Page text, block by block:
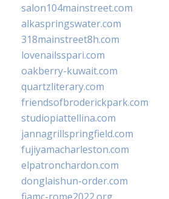
salon104mainstreet.com
alkaspringswater.com
318mainstreet8h.com
lovenailsspari.com
oakberry-kuwait.com
quartzliterary.com
friendsofbroderickpark.com
studiopiattellina.com
jannagrillspringfield.com
fujiyamacharleston.com
elpatronchardon.com
donglaishun-order.com